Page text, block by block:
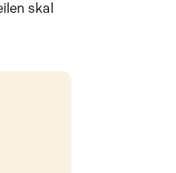
skal